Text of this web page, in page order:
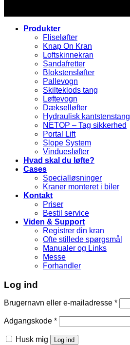
Produkter
Fliseløfter
Knap On Kran
Loftskinnekran
Sandafretter
Blokstensløfter
Pallevogn
Skilteklods tang
Løftevogn
Dækselløfter
Hydraulisk kantstenstang
NETOP – Tag sikkerhed
Portal Lift
Slope System
Vinduesløfter
Hvad skal du løfte?
Cases
Specialløsninger
Kraner monteret i biler
Kontakt
Priser
Bestil service
Viden & Support
Registrer din kran
Ofte stillede spørgsmål
Manualer og Links
Messe
Forhandler
Log ind
Brugernavn eller e-mailadresse *
Adgangskode *
Husk mig Log ind